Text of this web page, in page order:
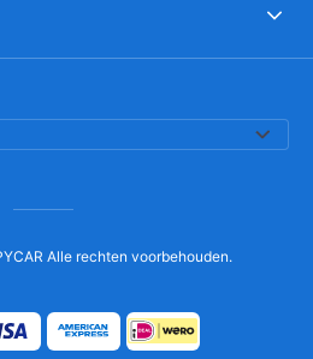
Alle rechten voorbehouden.